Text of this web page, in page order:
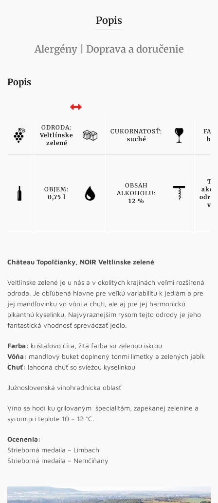
Popis
Alergény | Doprava a doručenie
Popis
ODRODA:
Veltlínske
zelené
CUKORNATOSŤ:
suché
OBJEM:
0,75 l
OBSAH
ALKOHOLU:
12 %
Château Topoľčianky, NOIR Veltlínske zelené
Veltlínske zelené je u nás a v okolitých krajinách veľmi rozšírená
odroda. Je obľúbená hlavne pre veľkú variabilitu k jedlám a pre
jej mandľovinku vo vôni a chuti, ale aj pre jej harmonickú
pikantnú kyselinku. Najvýraznejším rysom tejto odrody je jeho
fantastická vhodnosť sprevádzať jedlo.
Farba: krištáľovo číra, žltá farba so zelenou iskrou
Vôňa: mandľový buket doplnený tónmi limetky a zelených jabĺk
Chuť: lahodná chuť so sviežou kyselinkou
Južnoslovenská vinohradnícka oblasť
Víno sa hodí ku grilovaným špecialitám, zapekanej zelenine a
syrom pri teplote 10 – 12 °C.
Ocenenia:
Strieborná medaila – Limbach
Strieborná medaila – Nemčiňany